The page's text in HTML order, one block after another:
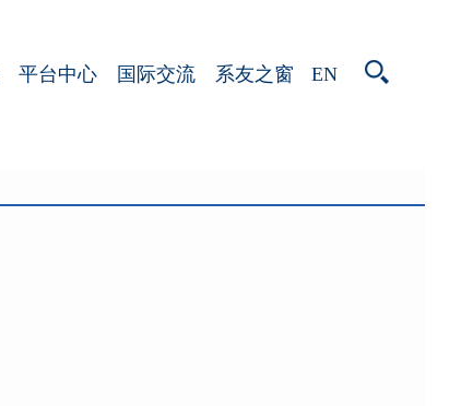
平台中心 国际交流 系友之窗 EN